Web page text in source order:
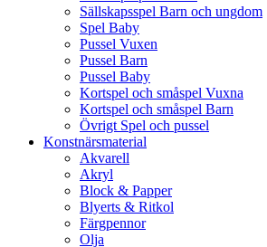
Sällskapsspel Barn och ungdom
Spel Baby
Pussel Vuxen
Pussel Barn
Pussel Baby
Kortspel och småspel Vuxna
Kortspel och småspel Barn
Övrigt Spel och pussel
Konstnärsmaterial
Akvarell
Akryl
Block & Papper
Blyerts & Ritkol
Färgpennor
Olja